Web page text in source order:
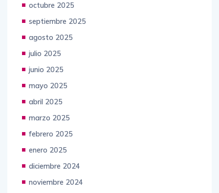
octubre 2025
septiembre 2025
agosto 2025
julio 2025
junio 2025
mayo 2025
abril 2025
marzo 2025
febrero 2025
enero 2025
diciembre 2024
noviembre 2024